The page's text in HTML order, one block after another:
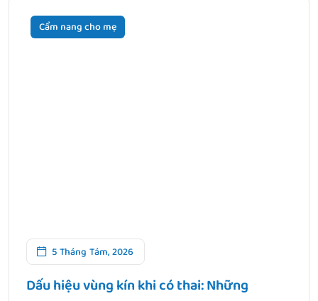
Cẩm nang cho mẹ
5 Tháng Tám, 2026
Dấu hiệu vùng kín khi có thai: Những